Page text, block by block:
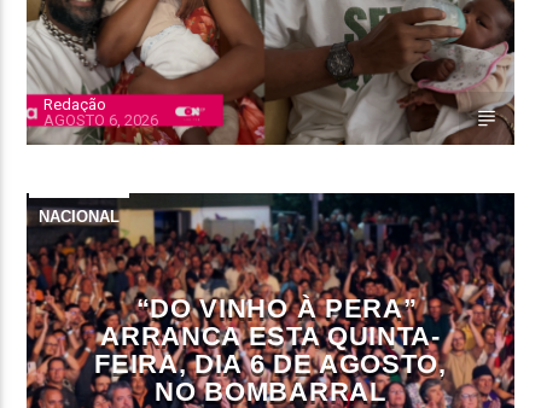
Redação
AGOSTO 6, 2026
NACIONAL
“DO VINHO À PERA”
ARRANCA ESTA QUINTA-
FEIRA, DIA 6 DE AGOSTO,
NO BOMBARRAL